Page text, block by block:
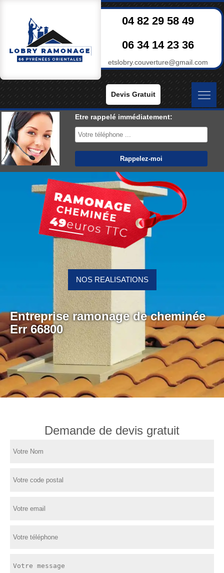
04 82 29 58 49
06 34 14 23 36
etslobry.couverture@gmail.com
Devis Gratuit
Etre rappelé immédiatement:
Entreprise ramonage de cheminée
Err 66800
NOS REALISATIONS
Demande de devis gratuit